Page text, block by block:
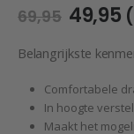
69,95
prijs
was:
49,95
Belangrijkste
Comfortabele
In hoogte
Maakt het